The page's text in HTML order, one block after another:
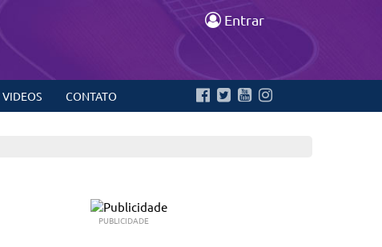
Entrar
VIDEOS CONTATO
PUBLICIDADE